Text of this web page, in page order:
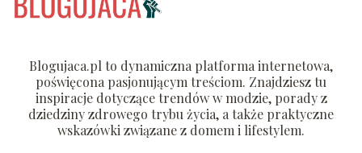
Blogujaca.pl to dynamiczna platforma internetowa,
poświęcona pasjonującym treściom. Znajdziesz tu
inspiracje dotyczące trendów w modzie, porady z
dziedziny zdrowego trybu życia, a także praktyczne
wskazówki związane z domem i lifestylem.